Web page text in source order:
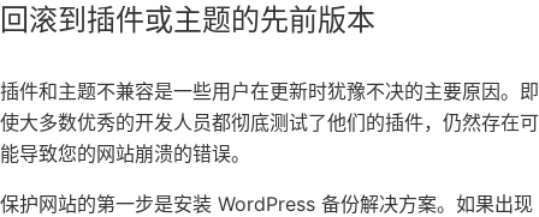
回滚到插件或主题的先前版本
插件和主题不兼容是一些用户在更新时犹豫不决的主要原因。即
使大多数优秀的开发人员都彻底测试了他们的插件，仍然存在可
能导致您的网站崩溃的错误。
保护网站的第一步是安装 WordPress 备份解决方案。如果出现